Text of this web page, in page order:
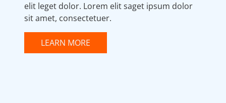
elit leget dolor. Lorem elit saget ipsum dolor
sit amet, consectetuer.
LEARN MORE